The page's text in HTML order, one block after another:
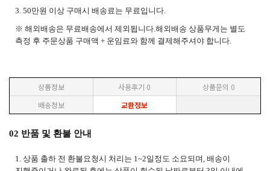
3. 50만원 이상 구매시 배송료는 무료입니다.
※ 해외배송은 무료배송에서 제외됩니다.해외배송 상품무게는 별도
측정 후 주문상품 구매액 + 운임료와 함께 결제해주셔야 합니다.
상품정보 사용후기 0 상품문의 0
배송정보
교환정보
02 반품 및 환불 안내
1. 상품 출하 전 환불요청시 처리는 1~2일정도 소요되며, 배송이